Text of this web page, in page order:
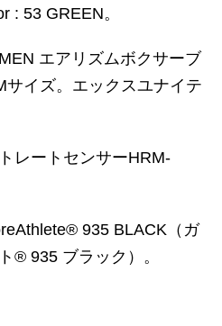
: 53 GREEN。
エアリズムボクサーブ
サイズ。エックスユナイテ
レートセンサーHRM-
935 BLACK（ガ
® 935 ブラック）。